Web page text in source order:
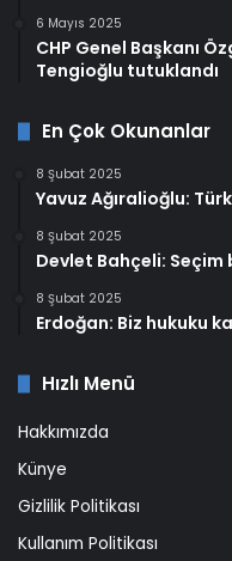
6 Mayıs 2025
CHP Genel Başkanı
Tengioğlu tutuklandı
En Çok Okunanlar
8 Şubat 2025
Yavuz Ağıralioğlu:
8 Şubat 2025
Devlet Bahçeli:
8 Şubat 2025
Erdoğan: Biz hukuku
Hızlı Menü
Hakkımızda
Künye
Gizlilik Politikası
Kullanım Politikası